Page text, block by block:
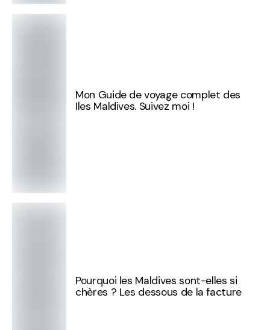
Mon Guide de voyage complet des
Iles Maldives. Suivez moi !
Pourquoi les Maldives sont-elles si
chères ? Les dessous de la facture